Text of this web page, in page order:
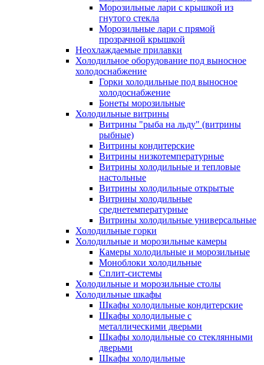
Морозильные лари с крышкой из
гнутого стекла
Морозильные лари с прямой
прозрачной крышкой
Неохлаждаемые прилавки
Холодильное оборудование под выносное
холодоснабжение
Горки холодильные под выносное
холодоснабжение
Бонеты морозильные
Холодильные витрины
Витрины "рыба на льду" (витрины
рыбные)
Витрины кондитерские
Витрины низкотемпературные
Витрины холодильные и тепловые
настольные
Витрины холодильные открытые
Витрины холодильные
среднетемпературные
Витрины холодильные универсальные
Холодильные горки
Холодильные и морозильные камеры
Камеры холодильные и морозильные
Моноблоки холодильные
Сплит-системы
Холодильные и морозильные столы
Холодильные шкафы
Шкафы холодильные кондитерские
Шкафы холодильные с
металлическими дверьми
Шкафы холодильные со стеклянными
дверьми
Шкафы холодильные